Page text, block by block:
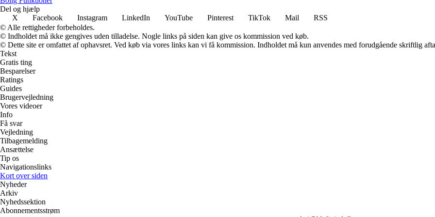
Del og hjælp
X
Facebook Instagram LinkedIn YouTube Pinterest TikTok Mail
RSS
© Alle rettigheder forbeholdes.
© Indholdet må ikke gengives uden tilladelse. Nogle links på siden kan give os kommission ved køb.
© Dette site er omfattet af ophavsret. Ved køb via vores links kan vi få kommission. Indholdet må kun anvendes med forudgående skriftlig
Tekst
Gratis ting
Besparelser
Ratings
Guides
Brugervejledning
Vores videoer
Info
Få svar
Vejledning
Tilbagemelding
Ansættelse
Tip os
Navigationslinks
Kort over siden
Nyheder
Arkiv
Nyhedssektion
Abonnementsstrøm